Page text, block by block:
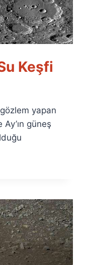
Keşfi
gözlem yapan
Ay’ın güneş